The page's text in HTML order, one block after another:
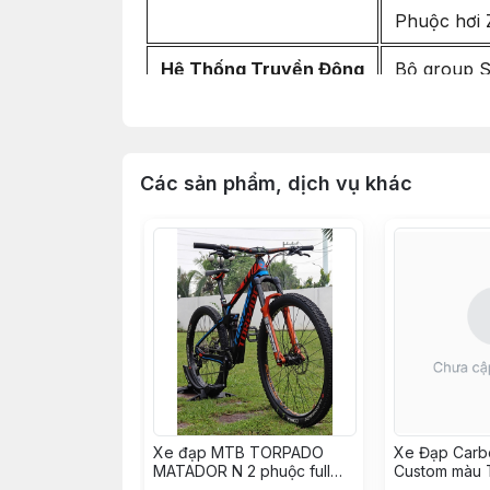
Phuộc hơi
Hệ Thống Truyền Động Bộ group
Bánh Xe Niềng/
Đùm
Căm
Vỏ Lốp
Ruột CST
Các sản phẩm, dịch vụ khác
Xe đạp MTB TORPADO
MATADOR N 2 phuộc full
Xe Đạp
Custom màu